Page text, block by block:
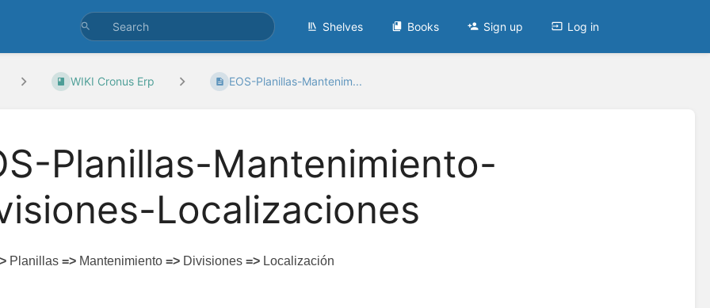
Shelves Books Sign up Log in
WIKI Cronus Erp EOS-Planillas-Mantenim...
Planillas-Mantenimiento-
Localizaciones
Planillas =>Mantenimiento =>Divisiones =>Localización